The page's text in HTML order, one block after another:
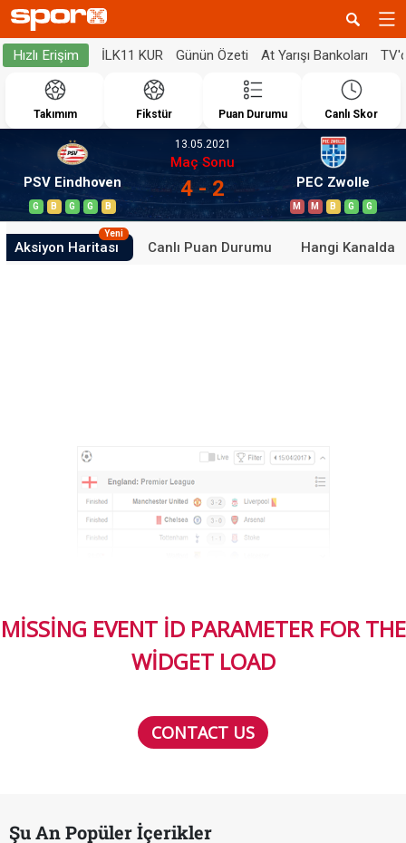
Hızlı Erişim İLK11 KUR Günün Özeti At Yarışı Bankoları
Takımım Fikstür Puan Durumu Canlı Skor
PSV Eindhoven
G B G G B
13.05.2021
Maç Sonu
4 - 2 PEC Zwolle
M M B G G
Aksiyon Haritası
Yeni
Canlı Puan Durumu Hangi Kanalda
MISSING EVENT ID PARAMETER FOR THE
WIDGET LOAD
CONTACT US
Şu An Popüler İçerikler